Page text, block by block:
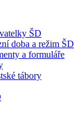
ŠD
doba a režim ŠD
a formuláře
tábory